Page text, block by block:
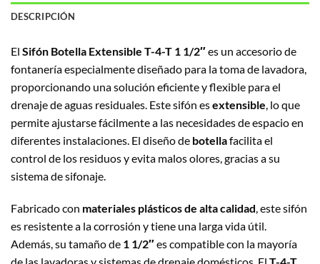
DESCRIPCIÓN
El Sifón Botella Extensible T-4-T 1 1/2″es un accesorio de
fontanería especialmente diseñado para la toma de lavadora,
proporcionando una solución eficiente y flexible para el
drenaje de aguas residuales. Este sifón esextensible , lo que
permite ajustarse fácilmente a las necesidades de espacio en
diferentes instalaciones. El diseño de botellafacilita el
control de los residuos y evita malos olores, gracias a su
sistema de sifonaje.
Fabricado con materiales plásticos de alta calidad, este sifón
es resistente a la corrosión y tiene una larga vida útil.
Además, su tamaño de 1 1/2″es compatible con la mayoría